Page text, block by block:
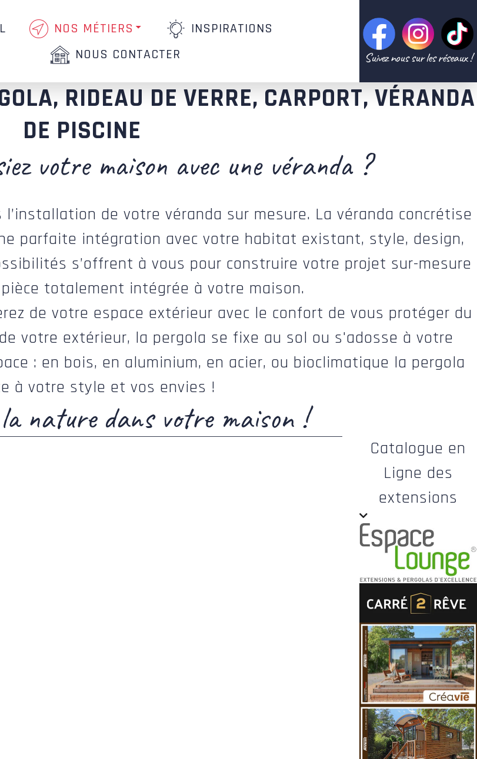
NOS MÉTIERS
INSPIRATIONS
NOUS CONTACTER
Suivez nous sur les réseaux !
RIDEAU DE VERRE, CARPORT, VÉRANDA
DE PISCINE
votre maison avec une véranda ?
de votre véranda sur mesure. La véranda concrétise
parfaite intégration avec votre habitat existant, style, design,
s’offrent à vous pour construire votre projet sur-mesure
totalement intégrée à votre maison.
de votre espace extérieur avec le confort de vous protéger du
votre extérieur, la pergola se fixe au sol ou s'adosse à votre
: en bois, en aluminium, en acier, ou bioclimatique la pergola
à votre style et vos envies !
nature dans votre maison !
Catalogue en
Ligne des
extensions